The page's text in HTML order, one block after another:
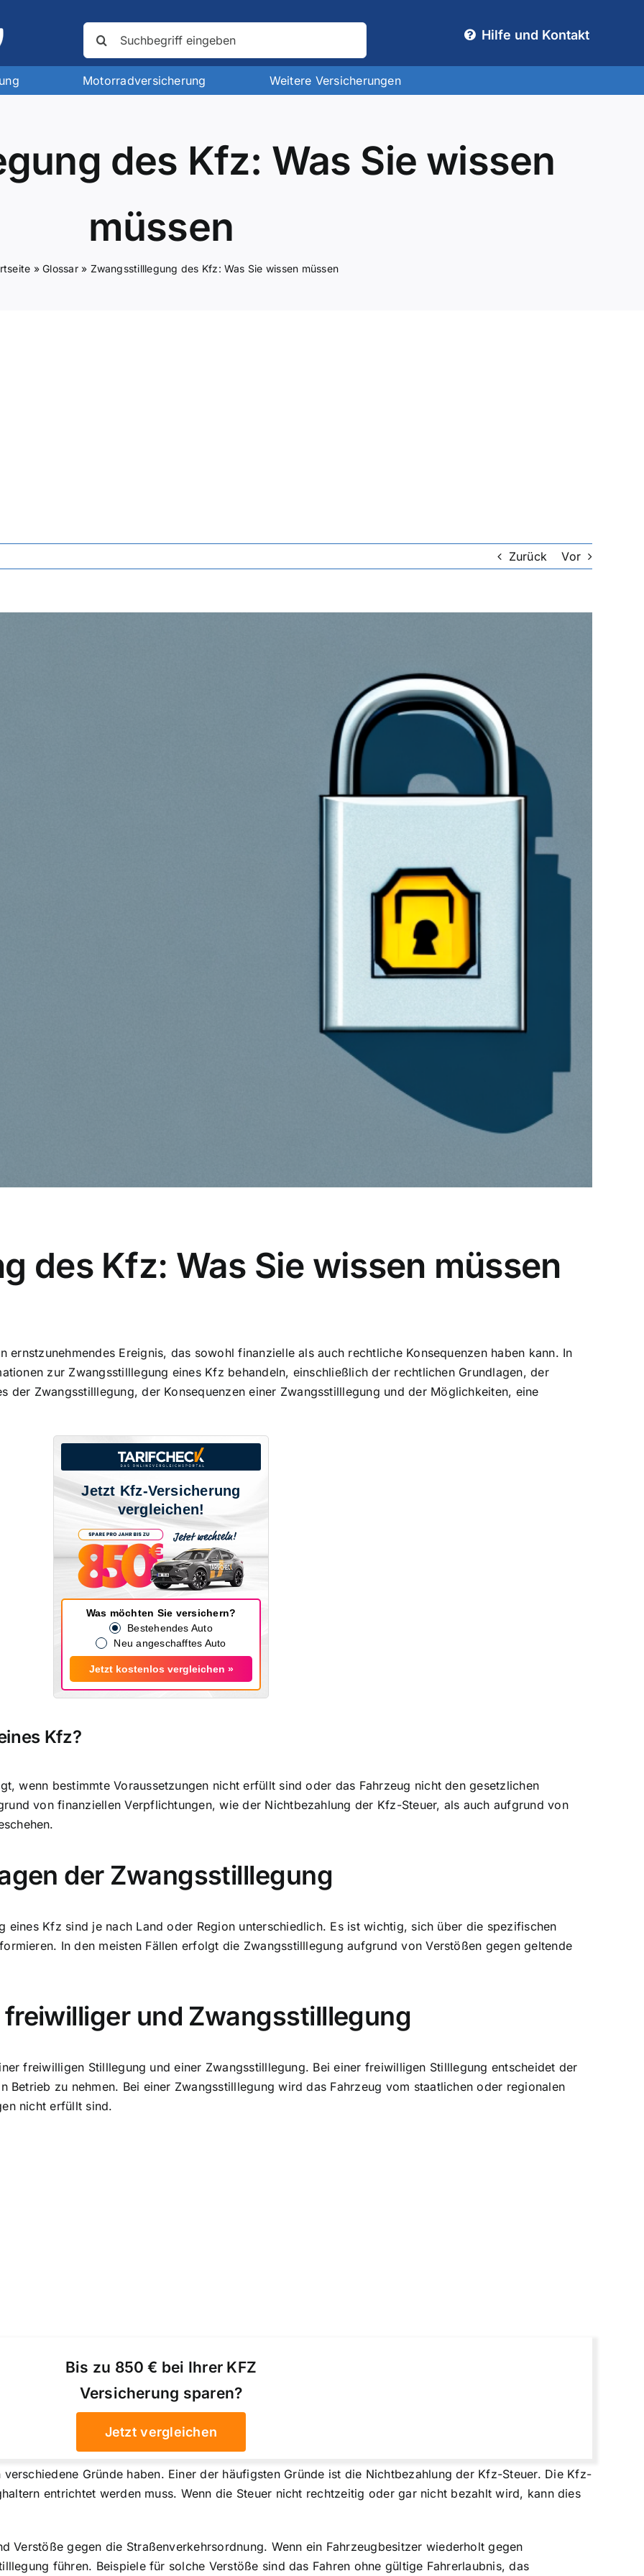
nach:
Hilfe und Kontakt
Motorradversicherung Weitere Versicherungen
des Kfz: Was Sie wissen
müssen
»Glossar» Zwangsstilllegung des Kfz: Was Sie wissen müssen
Zurück Vor
des Kfz: Was Sie wissen müssen
ernstzunehmendes Ereignis, das sowohlfinanzielle als auch rechtliche Konsequenzenhaben kann. In
zur Zwangsstilllegung eines Kfz behandeln, einschließlich der rechtlichen Grundlagen, der
der Zwangsstilllegung, der Konsequenzen einer Zwangsstilllegung und der Möglichkeiten, eine
Jetzt Kfz-Versicherung
vergleichen!
Was möchten Sie versichern?
Bestehendes Auto
Neu angeschafftes Auto
Jetzt kostenlos vergleichen »
Kfz?
wenn bestimmte Voraussetzungen nicht erfüllt sind oder das Fahrzeug nicht den gesetzlichen
von finanziellen Verpflichtungen, wie der Nichtbezahlung der Kfz-Steuer, als auch aufgrund von
der Zwangsstilllegung
eines Kfz sind je nach Land oder Region unterschiedlich. Es ist wichtig, sich über die spezifischen
In den meisten Fällen erfolgt die Zwangsstilllegung aufgrund von Verstößen gegen geltende
und Zwangsstilllegung
freiwilligen Stilllegung und einer Zwangsstilllegung. Bei einer freiwilligen Stilllegung entscheidet der
Betrieb zu nehmen. Bei einer Zwangsstilllegung wird das Fahrzeug vom staatlichen oder regionalen
nicht erfüllt sind.
Bis zu 850 € bei Ihrer KFZ
Versicherung sparen?
Jetzt vergleichen
Gründe haben. Einer der häufigsten Gründe ist die Nichtbezahlung der Kfz-Steuer. Die Kfz-
entrichtet werden muss. Wenn die Steuer nicht rechtzeitig oder gar nicht bezahlt wird, kann dies
Verstöße gegen die Straßenverkehrsordnung. Wenn ein Fahrzeugbesitzer wiederholt gegen
führen. Beispiele für solche Verstöße sind das Fahren ohne gültige Fahrerlaubnis, das